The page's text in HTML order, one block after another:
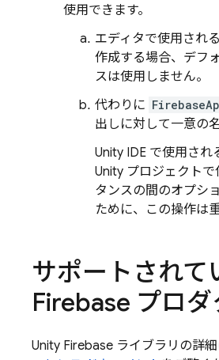
使用できます。
エディタで使用される
作成する場合、デフ
スは使用しません。
代わりに
出しに対して一意の
Unity IDE で使用され
Unity プロジェクト
タンスの間のオプシ
ために、この操作は重
サポートされて
Firebase プロダ
Unity Firebase ライブラリの詳細